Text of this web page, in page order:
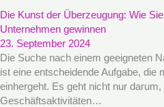
Die Kunst der Überzeugung: Wie
Unternehmen gewinnen
23. September 2024
Die Suche nach einem geeigneten
ist eine entscheidende Aufgabe, die
einhergeht. Es geht nicht nur
Geschäftsaktivitäten…